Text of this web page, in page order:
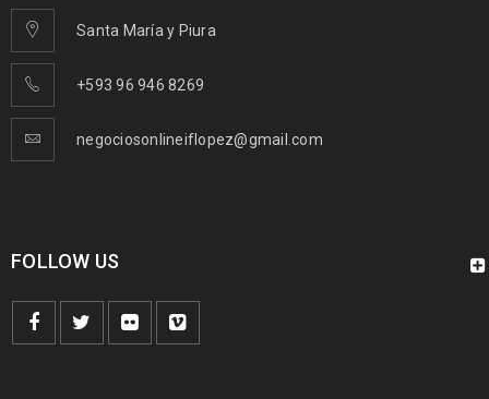
Santa María y Piura
+593 96 946 8269
negociosonlineiflopez@gmail.com
FOLLOW US